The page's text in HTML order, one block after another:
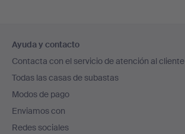
en
el
pie
de
página
Ayuda y contacto
Contacta con el servicio de atención al cliente
Todas las casas de subastas
Modos de pago
Enviamos con
Redes sociales